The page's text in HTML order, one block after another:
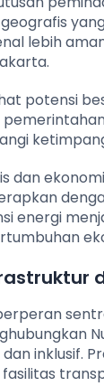
lebih
potensi
dan
energi
inklusif.